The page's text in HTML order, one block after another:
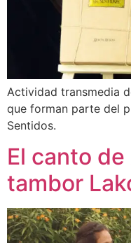
Actividad transmedia
que forman parte del
Sentidos.
El canto
tambor